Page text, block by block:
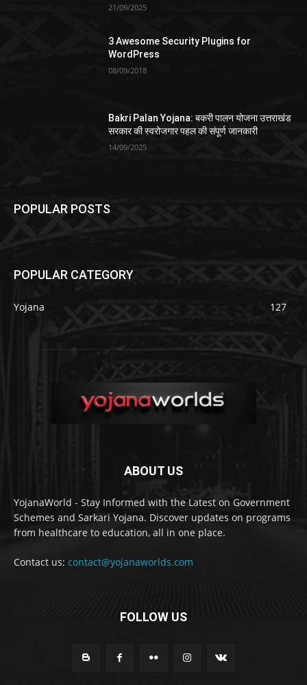
21/09/2025
3 Awesome Security Plugins for
WordPress
08/09/2018
Bakri Palan Yojana: बकरी पालन योजना उत्तराखंड
सरकार की स्वरोजगार पहल की संपूर्ण जानकारी
14/09/2025
POPULAR POSTS
POPULAR CATEGORY
Yojana 127
ABOUT US
YojanaWorld - Stay Informed with the Latest on Government
Schemes and Sarkari Yojana. Discover updates on programs
from healthcare to education, all in one place.
Contact us: contact@yojanaworlds.com
FOLLOW US